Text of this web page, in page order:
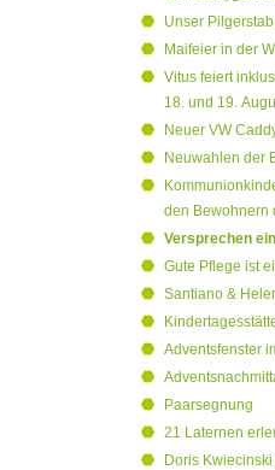
Unser
Maifeier in der
Vitus feiert
18. und 19.
Neuer VW
Neuwahlen der
den Bewohnern
Versprechen
Gute Pflege ist
Santiano &
Adventsfenster
Paarsegnung
21 Laternen
Doris